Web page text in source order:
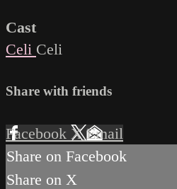
Cast
Celi Celi
Share with friends
Facebook XEmail
Share on Facebook
Share on X